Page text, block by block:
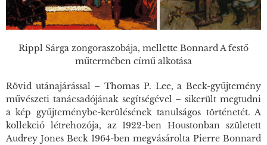
Rippl Sárga zongoraszobája, mellette Bonnard A festő
műtermében című alkotása
Rövid utánajárással – Thomas P. Lee, a Beck-gyűjtemény
művészeti tanácsadójának segítségével – sikerült megtudni
a kép gyűjteménybe-kerülésének tanulságos történetét. A
kollekció létrehozója, az 1922-ben Houstonban született
Audrey Jones Beck 1964-ben megvásárolta Pierre Bonnard